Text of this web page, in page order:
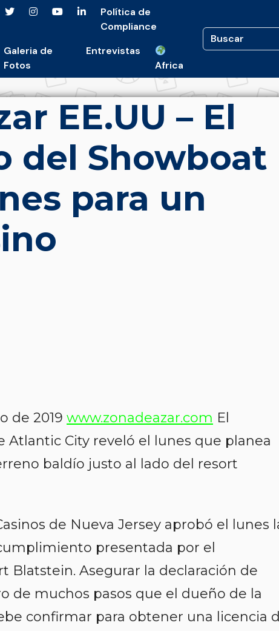
Política de
Compliance
Galeria de
Fotos
Entrevistas
Africa
EE.UU – El
del Showboat
para un
de 2019 www.zonadeazar.com El
Atlantic City reveló el lunes que planea
baldío justo al lado del resort
de Nueva Jersey aprobó el lunes
presentada por el
Blatstein. Asegurar la declaración de
de muchos pasos que el dueño de la
confirmar para obtener una licencia